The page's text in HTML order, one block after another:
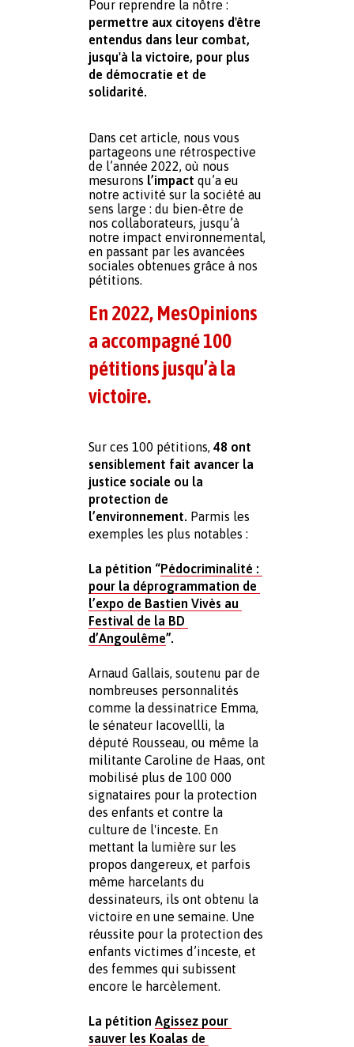
permettre aux citoyens d'être
entendus dans leur combat,
jusqu'à la victoire, pour plus
de démocratie et de
solidarité.
Dans cet article, nous vous
partageons une rétrospective
de l’année 2022, où nous
mesurons l’impact qu’a eu
notre activité sur la société au
sens large : du bien-être de
nos collaborateurs, jusqu’à
notre impact environnemental,
en passant par les avancées
sociales obtenues grâce à nos
pétitions.
En 2022, MesOpinions
a accompagné 100
pétitions jusqu’à la
victoire.
Sur ces 100 pétitions, 48 ont
sensiblement fait avancer la
justice sociale ou la
protection de
l’environnement. Parmis les
exemples les plus notables :
La pétition “Pédocriminalité :
pour la déprogrammation de
l’expo de Bastien Vivès au
Festival de la BD
d’Angoulême”.
Arnaud Gallais, soutenu par de
nombreuses personnalités
comme la dessinatrice Emma,
le sénateur Iacovellli, la
député Rousseau, ou même la
militante Caroline de Haas, ont
mobilisé plus de 100 000
signataires pour la protection
des enfants et contre la
culture de l'inceste. En
mettant la lumière sur les
propos dangereux, et parfois
même harcelants du
dessinateurs, ils ont obtenu la
victoire en une semaine. Une
réussite pour la protection des
enfants victimes d’inceste, et
des femmes qui subissent
encore le harcèlement.
La pétition
sauver les Koalas de